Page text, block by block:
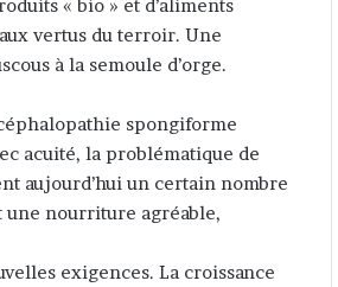
« bio » et d’aliments
vertus du terroir. Une
à la semoule d’orge.
spongiforme
acuité, la problématique de
aujourd’hui un certain nombre
une nourriture agréable,
exigences. La croissance